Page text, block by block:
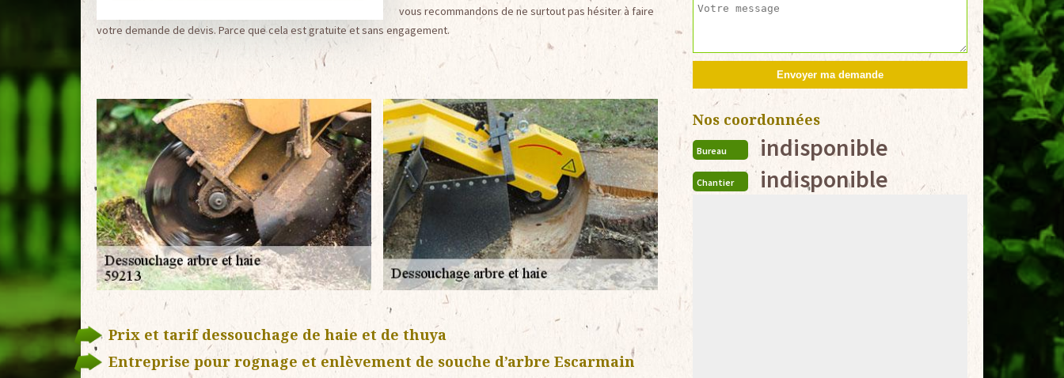
vous recommandons de ne surtout pas hésiter à faire
votre demande de devis. Parce que cela est gratuite et sans engagement.
Prix et tarif dessouchage de haie et de thuya
Entreprise pour rognage et enlèvement de souche d’arbre Escarmain
Nos coordonnées
Bureau indisponible
Chantier indisponible